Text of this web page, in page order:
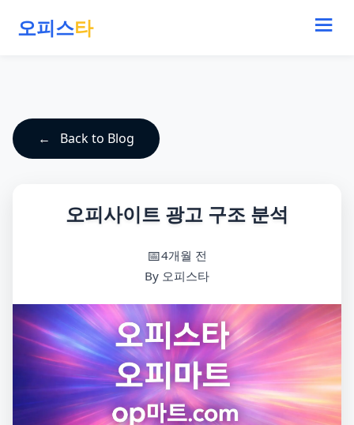
오피스타
Back to Blog
오피사이트 광고 구조 분석
4개월 전
By 오피스타